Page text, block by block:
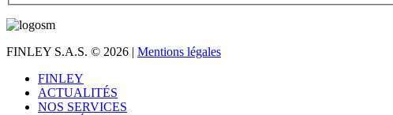
FINLEY S.A.S. © 2026 | Mentions légales
FINLEY
ACTUALITÉS
NOS SERVICES